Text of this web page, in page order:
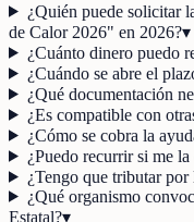
¿Quién puede solicitar
de Calor 2026" en 2026?▾
¿Cuánto dinero puedo
¿Cuándo se abre el
¿Qué documentación
¿Es compatible con
¿Cómo se cobra la
¿Puedo recurrir si me la
¿Tengo que tributar
¿Qué organismo
Estatal?▾